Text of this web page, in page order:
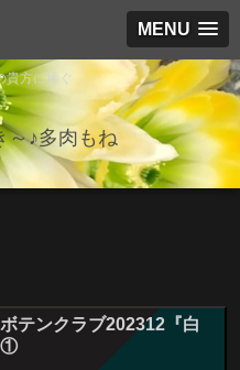
MENU
方に捧ぐ
～♪多肉もね
テンクラブ202312『白
①